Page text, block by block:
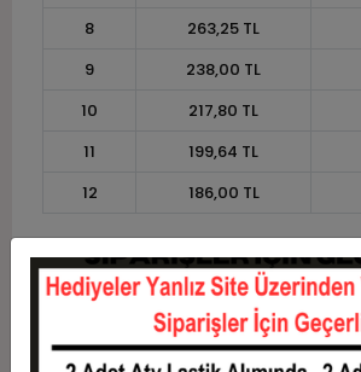
8
263,25 TL
9
238,00 TL
10
217,80 TL
11
199,64 TL
12
186,00 TL
Taksit Taksit Tutarı
1
1.800,00 TL